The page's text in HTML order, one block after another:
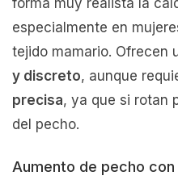
forma muy realista la
especialmente en
tejido mamario. Ofrecen
y discreto, aunque
precisa, ya que si rotan
del pecho.
Aumento de pecho